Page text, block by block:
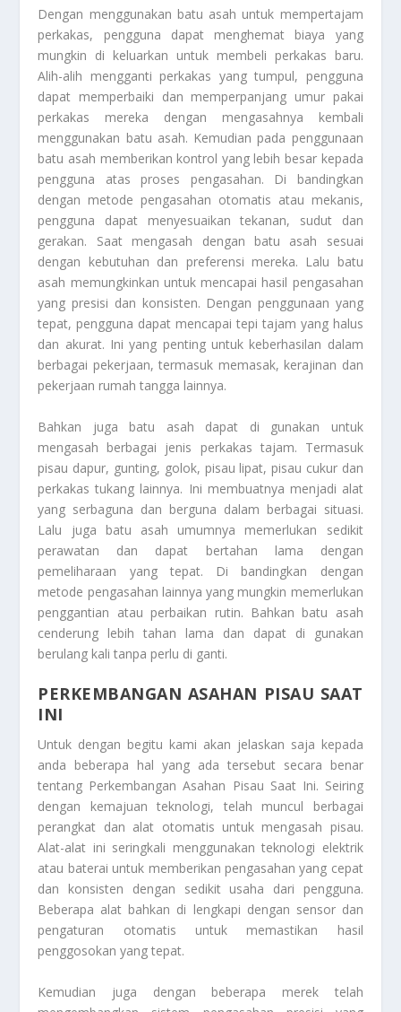
Dengan menggunakan batu asah untuk mempertajam
perkakas, pengguna dapat menghemat biaya yang
mungkin di keluarkan untuk membeli perkakas baru.
Alih-alih mengganti perkakas yang tumpul, pengguna
dapat memperbaiki dan memperpanjang umur pakai
perkakas mereka dengan mengasahnya kembali
menggunakan batu asah. Kemudian pada penggunaan
batu asah memberikan kontrol yang lebih besar kepada
pengguna atas proses pengasahan. Di bandingkan
dengan metode pengasahan otomatis atau mekanis,
pengguna dapat menyesuaikan tekanan, sudut dan
gerakan. Saat mengasah dengan batu asah sesuai
dengan kebutuhan dan preferensi mereka. Lalu batu
asah memungkinkan untuk mencapai hasil pengasahan
yang presisi dan konsisten. Dengan penggunaan yang
tepat, pengguna dapat mencapai tepi tajam yang halus
dan akurat. Ini yang penting untuk keberhasilan dalam
berbagai pekerjaan, termasuk memasak, kerajinan dan
pekerjaan rumah tangga lainnya.
Bahkan juga batu asah dapat di gunakan untuk
mengasah berbagai jenis perkakas tajam. Termasuk
pisau dapur, gunting, golok, pisau lipat, pisau cukur dan
perkakas tukang lainnya. Ini membuatnya menjadi alat
yang serbaguna dan berguna dalam berbagai situasi.
Lalu juga batu asah umumnya memerlukan sedikit
perawatan dan dapat bertahan lama dengan
pemeliharaan yang tepat. Di bandingkan dengan
metode pengasahan lainnya yang mungkin memerlukan
penggantian atau perbaikan rutin. Bahkan batu asah
cenderung lebih tahan lama dan dapat di gunakan
berulang kali tanpa perlu di ganti.
PERKEMBANGAN ASAHAN PISAU SAAT
INI
Untuk dengan begitu kami akan jelaskan saja kepada
anda beberapa hal yang ada tersebut secara benar
tentang Perkembangan Asahan Pisau Saat Ini. Seiring
dengan kemajuan teknologi, telah muncul berbagai
perangkat dan alat otomatis untuk mengasah pisau.
Alat-alat ini seringkali menggunakan teknologi elektrik
atau baterai untuk memberikan pengasahan yang cepat
dan konsisten dengan sedikit usaha dari pengguna.
Beberapa alat bahkan di lengkapi dengan sensor dan
pengaturan otomatis untuk memastikan hasil
penggosokan yang tepat.
Kemudian juga dengan beberapa merek telah